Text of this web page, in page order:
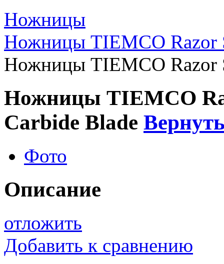
Ножницы
Ножницы TIEMCO Razor
Ножницы TIEMCO Razor
Ножницы TIEMCO
Carbide Blade
Фото
Описание
отложить
Добавить к сравнению